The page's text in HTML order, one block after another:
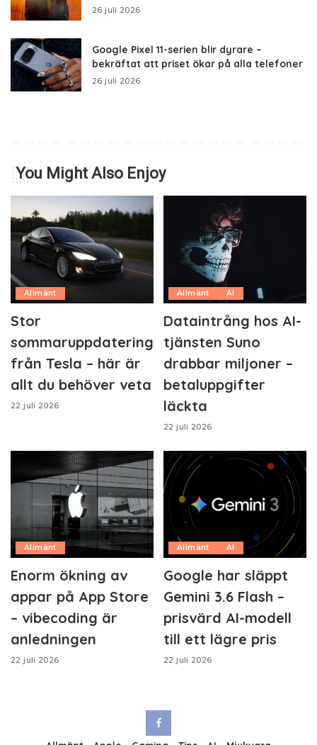
26 juli 2026
Google Pixel 11-serien blir dyrare –
bekräftat att priset ökar på alla telefoner
26 juli 2026
You Might Also Enjoy
Allmänt
Stor
sommaruppdatering
från Tesla – här är
allt du behöver veta
22 juli 2026
Allmänt AI
Dataintrång hos AI-
tjänsten Suno
drabbar miljoner –
betaluppgifter
läckta
22 juli 2026
Allmänt
Enorm ökning av
appar på App Store
– vibecoding är
anledningen
22 juli 2026
Allmänt AI
Google har släppt
Gemini 3.6 Flash –
prisvärd AI-modell
till ett lägre pris
22 juli 2026